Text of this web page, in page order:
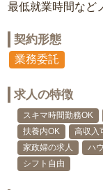
最低就業時間など
契約形態
業務委託
求人の特徴
スキマ時間勤務OK
扶養内OK
高収入
家政婦の求人
ハ
シフト自由